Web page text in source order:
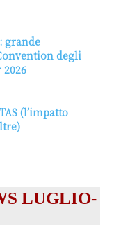
grande
degli
(l’impatto
LUGLIO-